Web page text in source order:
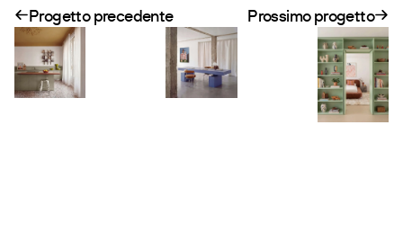
Progetto precedente Prossimo progetto